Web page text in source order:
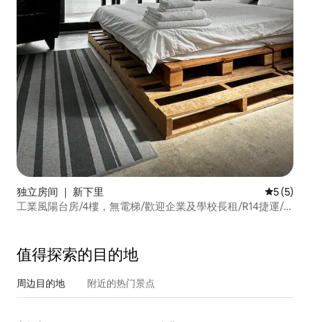
独立房间 ｜ 新下里 平均评分
5 (5)
工業風陽台房/4樓，無電梯/歡迎企業及學校長租/R14捷運/
值得探索的目的地
周边目的地 附近的热门景点